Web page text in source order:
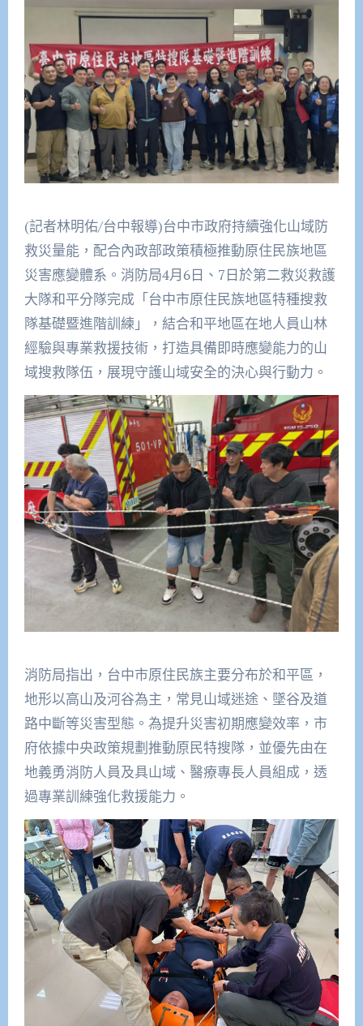
(記者林明佑/台中報導)台中市政府持續強化山域防
救災量能，配合內政部政策積極推動原住民族地區
災害應變體系。消防局4月6日、7日於第二救災救護
大隊和平分隊完成「台中市原住民族地區特種搜救
隊基礎暨進階訓練」，結合和平地區在地人員山林
經驗與專業救援技術，打造具備即時應變能力的山
域搜救隊伍，展現守護山域安全的決心與行動力。
消防局指出，台中市原住民族主要分布於和平區，
地形以高山及河谷為主，常見山域迷途、墜谷及道
路中斷等災害型態。為提升災害初期應變效率，市
府依據中央政策規劃推動原民特搜隊，並優先由在
地義勇消防人員及具山域、醫療專長人員組成，透
過專業訓練強化救援能力。